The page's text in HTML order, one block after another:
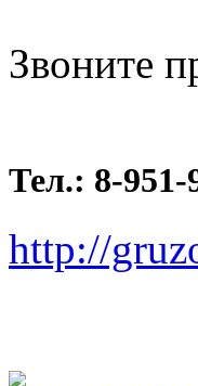
Звоните
Тел.: 8-951-
http://